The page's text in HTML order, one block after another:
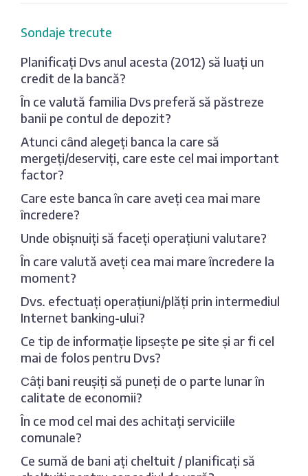
Sondaje trecute
Planificați Dvs anul acesta (2012) să luați un
credit de la bancă?
În ce valută familia Dvs preferă să păstreze
banii pe contul de depozit?
Atunci când alegeți banca la care să
mergeți/deserviți, care este cel mai important
factor?
Care este banca în care aveți cea mai mare
încredere?
Unde obișnuiți să faceți operațiuni valutare?
În care valută aveți cea mai mare încredere la
moment?
Dvs. efectuați operațiuni/plăți prin intermediul
Internet banking-ului?
Ce tip de informație lipsește pe site și ar fi cel
mai de folos pentru Dvs?
Сâți bani reușiți să puneți de o parte lunar în
calitate de economii?
În ce mod cel mai des achitați serviciile
comunale?
Ce sumă de bani ați cheltuit / planificați să